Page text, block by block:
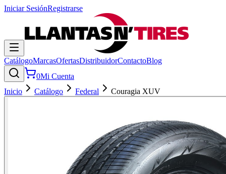
Iniciar SesiónRegistrarse
CatálogoMarcasOfertasDistribuidorContactoBlog
0Mi Cuenta
Inicio
Catálogo Federal Couragia XUV